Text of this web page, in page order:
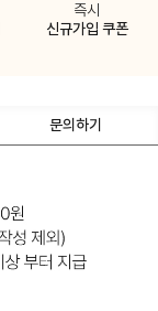
즉시
신규가입 쿠폰
문의하기